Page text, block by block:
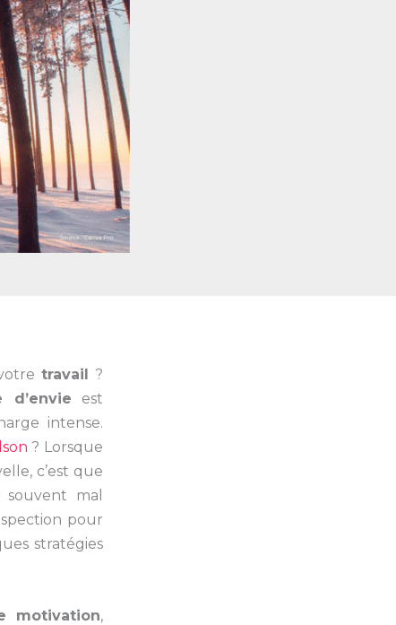
travail ?
d’envie est
intense.
? Lorsque
c’est que
mal
pour
stratégies
motivation,